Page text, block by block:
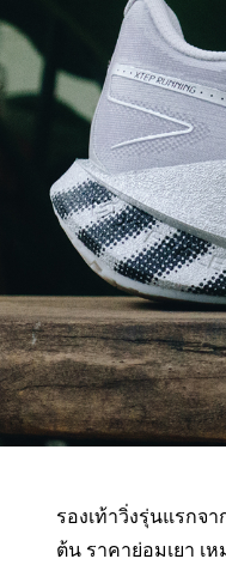
รองเท้าวิ่งรุ่นแรกจ
ต้น ราคาย่อมเยา เ